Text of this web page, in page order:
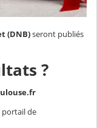
(DNB)seront publiés
?
portail de